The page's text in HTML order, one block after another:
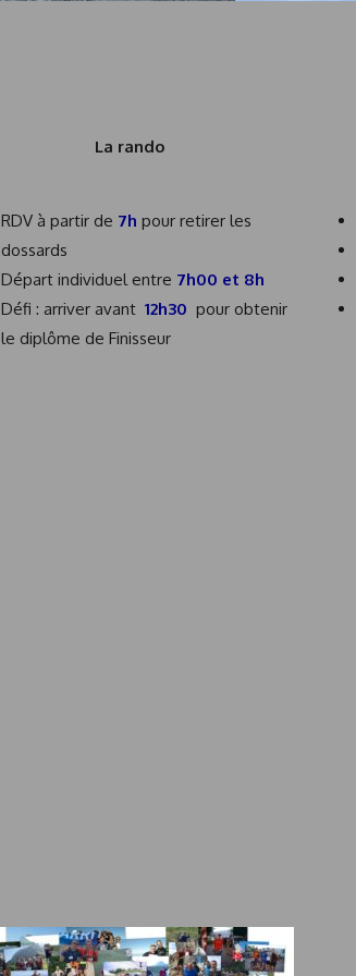
La rando
RDV à partir de 7h pour retirer les
dossards
Départ individuel entre 7h00 et 8h
Défi : arriver avant 12h30 pour obtenir
le diplôme de Finisseur